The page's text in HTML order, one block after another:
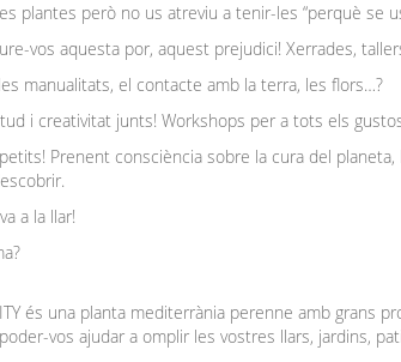
plantes però no us atreviu a tenir-les “perquè se
vos aquesta por, aquest prejudici! Xerrades,
manualitats, el contacte amb la terra, les flors…?
i creativitat junts! Workshops per a tots els
Prenent consciència sobre la cura del
a la llar!
és una planta mediterrània perenne amb
vos ajudar a omplir les vostres llars, jardins,